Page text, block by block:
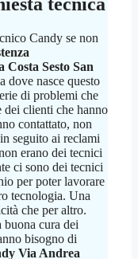
Candy se non
Sesto San
dove nasce questo
di problemi che
dei clienti che hanno
contattato, non
seguito ai reclami
erano dei tecnici
ci sono dei tecnici
per poter lavorare
tecnologia. Una
che per altro.
cura dei
bisogno di
Via Andrea